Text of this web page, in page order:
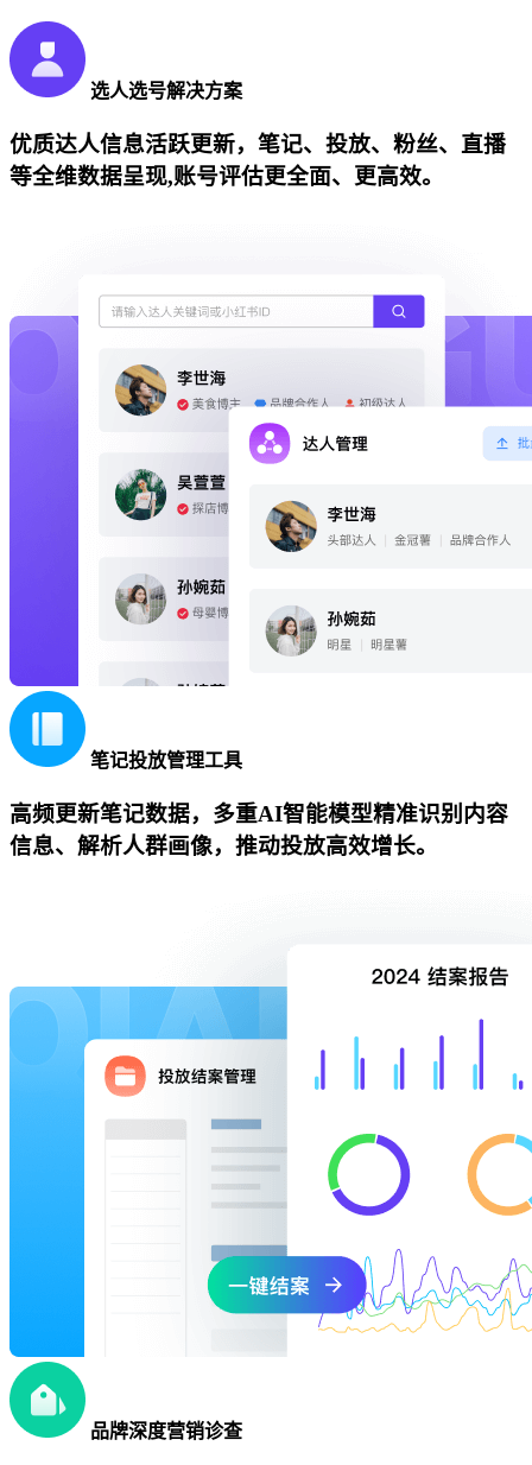
选人选号解决方案
优质达人信息活跃更新，笔记、投放、粉丝、直播
等全维数据呈现,账号评估更全面、更高效。
笔记投放管理工具
高频更新笔记数据，多重AI智能模型精准识别内容
信息、解析人群画像，推动投放高效增长。
品牌深度营销诊查